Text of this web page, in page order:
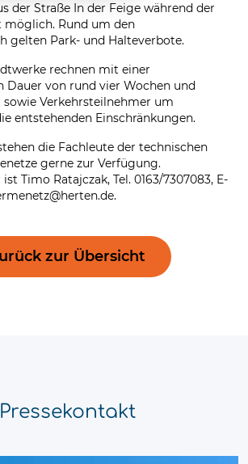
der Straße In der Feige während der
möglich. Rund um den
gelten Park- und Halteverbote.
rechnen mit einer
Dauer von rund vier Wochen und
Verkehrsteilnehmer um
entstehenden Einschränkungen.
die Fachleute der technischen
gerne zur Verfügung.
Timo Ratajczak, Tel. 0163/7307083, E-
@herten.de.
zur Übersicht
Pressekontakt